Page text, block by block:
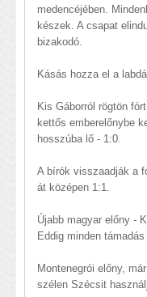
medencéjében.
készek. A csapat
bizakodó.
Kásás hozza el a
Kis Gáborról rögtön
kettős emberelőnybe
hosszúba lő - 1:0.
A bírók visszaadják a
át középen 1:1.
Újabb magyar előny -
Eddig minden
Montenegrói előny,
szélen Szécsit